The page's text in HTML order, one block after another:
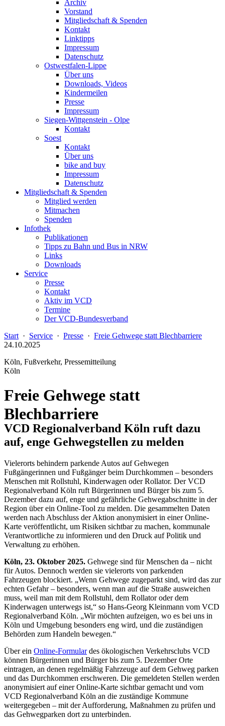
Archiv
Vorstand
Mitgliedschaft & Spenden
Kontakt
Linktipps
Impressum
Datenschutz
Ostwestfalen-Lippe
Über uns
Downloads, Videos
Kindermeilen
Presse
Impressum
Siegen-Wittgenstein - Olpe
Kontakt
Soest
Kontakt
Über uns
bike and buy
Impressum
Datenschutz
Mitgliedschaft & Spenden
Mitglied werden
Mitmachen
Spenden
Infothek
Publikationen
Tipps zu Bahn und Bus in NRW
Links
Downloads
Service
Presse
Kontakt
Aktiv im VCD
Termine
Der VCD-Bundesverband
Start · Service · Presse · Freie Gehwege statt Blechbarriere
24.10.2025
Köln, Fußverkehr, Pressemitteilung
Köln
Freie Gehwege statt
Blechbarriere
VCD Regionalverband Köln ruft dazu
auf, enge Gehwegstellen zu melden
Vielerorts behindern parkende Autos auf Gehwegen
Fußgängerinnen und Fußgänger beim Durchkommen – besonders
Menschen mit Rollstuhl, Kinderwagen oder Rollator. Der VCD
Regionalverband Köln ruft Bürgerinnen und Bürger bis zum 5.
Dezember dazu auf, enge und gefährliche Gehwegabschnitte in der
Region über ein Online-Tool zu melden. Die gesammelten Daten
werden nach Abschluss der Aktion anonymisiert in einer Online-
Karte veröffentlicht, um Risiken sichtbar zu machen, kommunale
Verantwortliche zu informieren und den Druck auf Politik und
Verwaltung zu erhöhen.
Köln, 23. Oktober 2025. Gehwege sind für Menschen da – nicht
für Autos. Dennoch werden sie vielerorts von parkenden
Fahrzeugen blockiert. „Wenn Gehwege zugeparkt sind, wird das zur
echten Gefahr – besonders, wenn man auf die Straße ausweichen
muss, weil man mit dem Rollstuhl, dem Rollator oder dem
Kinderwagen unterwegs ist,“ so Hans-Georg Kleinmann vom VCD
Regionalverband Köln. „Wir möchten aufzeigen, wo es bei uns in
Köln und Umgebung besonders eng wird, und die zuständigen
Behörden zum Handeln bewegen.“
Über ein Online-Formulardes ökologischen Verkehrsclubs VCD
können Bürgerinnen und Bürger bis zum 5. Dezember Orte
eintragen, an denen regelmäßig Fahrzeuge auf dem Gehweg parken
und das Durchkommen erschweren. Die gemeldeten Stellen werden
anonymisiert auf einer Online-Karte sichtbar gemacht und vom
VCD Regionalverband Köln an die zuständige Kommune
weitergegeben – mit der Aufforderung, Maßnahmen zu prüfen und
das Gehwegparken dort zu unterbinden.